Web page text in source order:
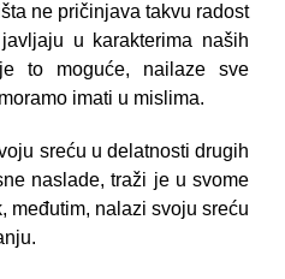
ne pričinjava takvu radost
u karakterima naših
to moguće, nailaze sve
imati u mislima.
sreću u delatnosti drugih
naslade, traži je u svome
međutim, nalazi svoju sreću